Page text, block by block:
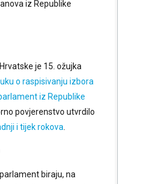
iz Republike
je 15. ožujka
o raspisivanju izbora
iz Republike
povjerenstvo utvrdilo
i tijek rokova
biraju, na